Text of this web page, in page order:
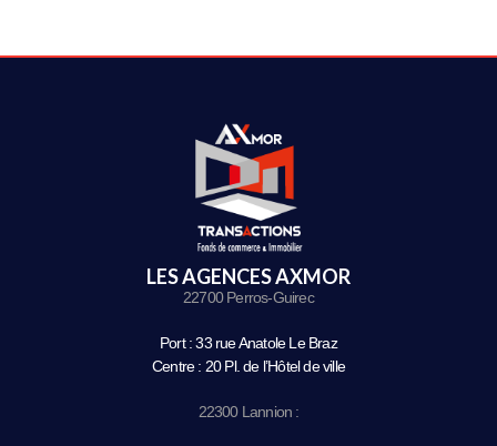
LES AGENCES AXMOR
22700 Perros-Guirec
Port : 33 rue Anatole Le Braz
Centre : 20 Pl. de l’Hôtel de ville
22300 Lannion :